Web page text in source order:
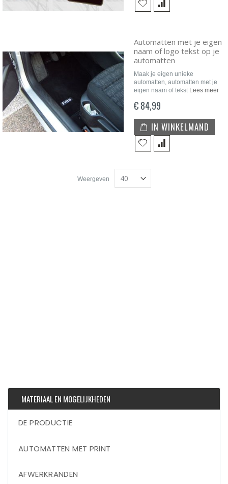
Automatten met je eigen
naam of logo tekst op je
automatten
Maak je eigen unieke
automatten, automatten met je
eigen naam of tekst Lees meer
€ 84,99
IN WINKELMAND
Weergeven
MATERIAAL EN MOGELIJKHEDEN
DE PRODUCTIE
AUTOMATTEN MET PRINT
AFWERKRANDEN